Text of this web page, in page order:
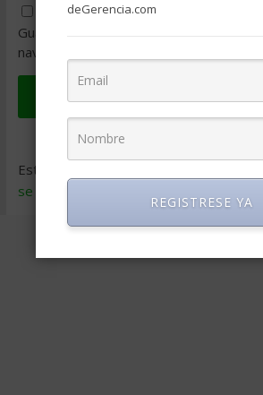
Guarda mi nombre, correo electrónico y
navegador para la próxima vez que
Este sitio usa Akismet para reducir el
se procesan los datos de tus
deGerencia.com
REGISTRESE YA